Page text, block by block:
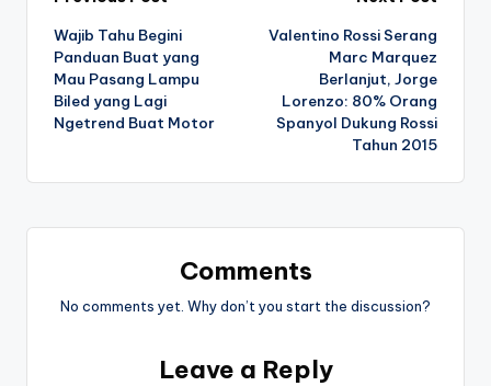
navigation
Wajib Tahu Begini
Panduan Buat yang
Mau Pasang Lampu
Biled yang Lagi
Ngetrend Buat Motor
Valentino Rossi Serang
Marc Marquez
Berlanjut, Jorge
Lorenzo: 80% Orang
Spanyol Dukung Rossi
Tahun 2015
Comments
No comments yet. Why don’t you start the discussion?
Leave a Reply